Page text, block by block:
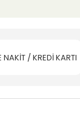
/ KREDİ KARTI